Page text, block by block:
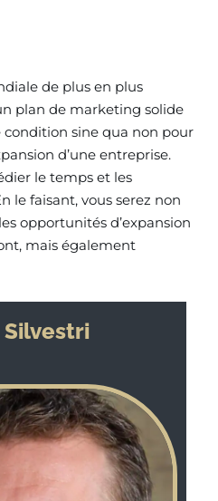
de plus en plus
plan de marketing solide
sine qua non pour
d’une entreprise.
le temps et les
le faisant, vous serez non
opportunités d’expansion
mais également
Silvestri